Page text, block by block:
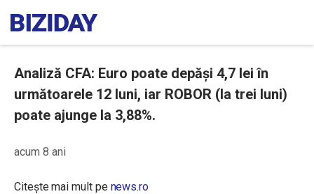
Analiză CFA: Euro poate depăşi 4,7 lei în
următoarele 12 luni, iar ROBOR (la trei luni)
poate ajunge la 3,88%.
acum 8 ani
Citește mai mult pe news.ro